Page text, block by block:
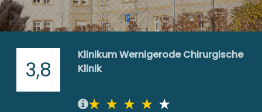
3,8
Klinikum Wernigerode Chirurgische
Klinik